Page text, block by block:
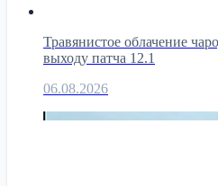
Травянистое облачение
выходу патча 12.1
06.08.2026